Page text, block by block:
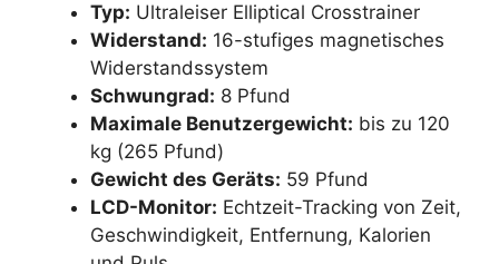
Typ: Ultraleiser Elliptical Crosstrainer
Widerstand: 16-stufiges magnetisches
Widerstandssystem
Schwungrad: 8 Pfund
Maximale Benutzergewicht: bis zu 120
kg (265 Pfund)
Gewicht des Geräts: 59 Pfund
LCD-Monitor: Echtzeit-Tracking von Zeit,
Geschwindigkeit, Entfernung, Kalorien